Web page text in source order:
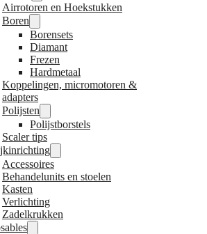
Airrotoren en Hoekstukken
Boren
Borensets
Diamant
Frezen
Hardmetaal
Koppelingen, micromotoren &
adapters
Polijsten
Polijstborstels
Scaler tips
Accessoires
Behandelunits en stoelen
Kasten
Verlichting
Zadelkrukken